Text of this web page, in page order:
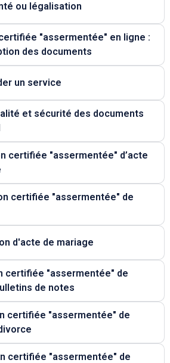
ou légalisation
"assermentée" en ligne :
des documents
un service
et sécurité des documents
certifiée "assermentée" d’acte
certifiée "assermentée" de
d'acte de mariage
certifiée "assermentée" de
de notes
certifiée "assermentée" de
certifiée "assermentée" de